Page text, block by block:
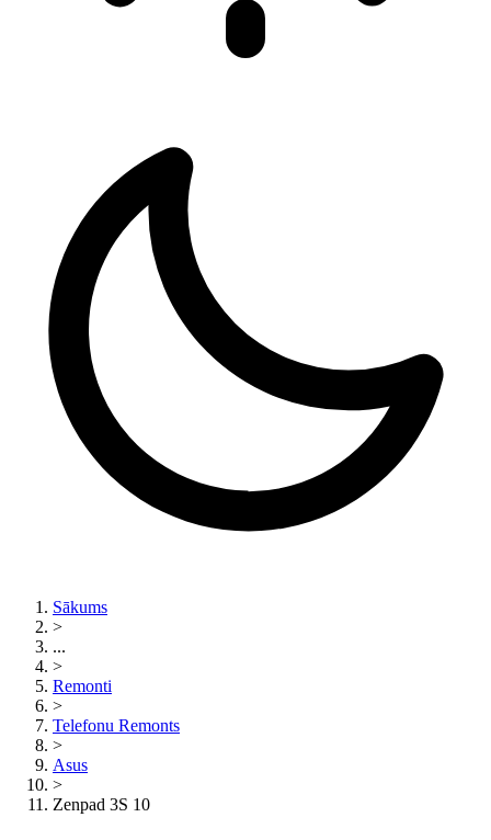
Sākums
>
...
>
Remonti
>
Telefonu Remonts
>
Asus
>
Zenpad 3S 10